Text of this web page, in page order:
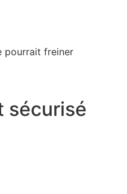
pourrait freiner
sécurisé